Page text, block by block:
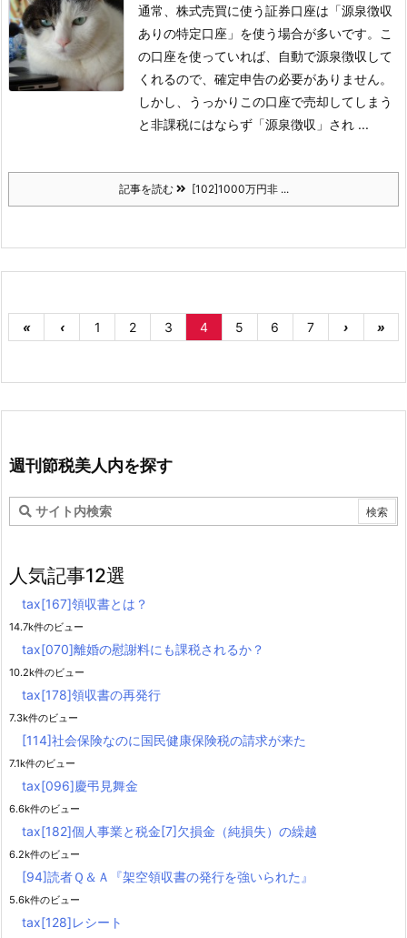
通常、株式売買に使う証券口座は「源泉徴収
ありの特定口座」を使う場合が多いです。こ
の口座を使っていれば、自動で源泉徴収して
くれるので、確定申告の必要がありません。
しかし、うっかりこの口座で売却してしまう
と非課税にはならず「源泉徴収」され ...
記事を読む [102]1000万円非 ...
« ‹ 1 2 3 4 5 6 7 › »
週刊節税美人内を探す
人気記事12選
tax[167]領収書とは？
14.7k件のビュー
tax[070]離婚の慰謝料にも課税されるか？
10.2k件のビュー
tax[178]領収書の再発行
7.3k件のビュー
[114]社会保険なのに国民健康保険税の請求が来た
7.1k件のビュー
tax[096]慶弔見舞金
6.6k件のビュー
tax[182]個人事業と税金[7]欠損金（純損失）の繰越
6.2k件のビュー
[94]読者Ｑ＆Ａ『架空領収書の発行を強いられた』
5.6k件のビュー
tax[128]レシート